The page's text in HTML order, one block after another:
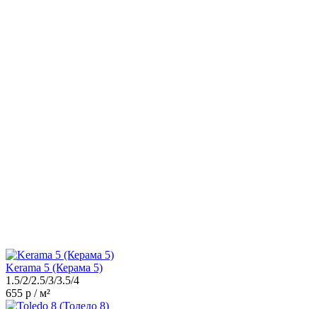
Kerama 5 (Керама 5)
1.5/2/2.5/3/3.5/4
655 р / м²